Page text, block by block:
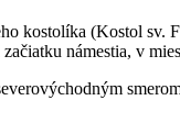
kostolíka (Kostol sv.
námestia, v